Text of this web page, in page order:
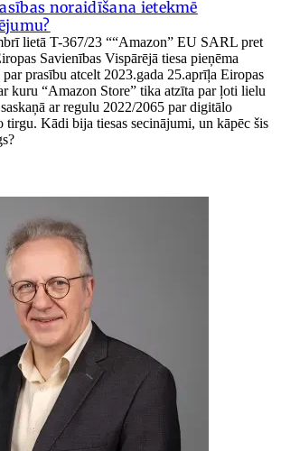
noraidīšana ietekmē
lietā T-367/23 ““Amazon” EU SARL pret
Savienības Vispārējā tiesa pieņēma
prasību atcelt 2023.gada 25.aprīļa Eiropas
kuru “Amazon Store” tika atzīta par ļoti lielu
ar regulu 2022/2065 par digitālo
tirgu. Kādi bija tiesas secinājumi, un kāpēc šis